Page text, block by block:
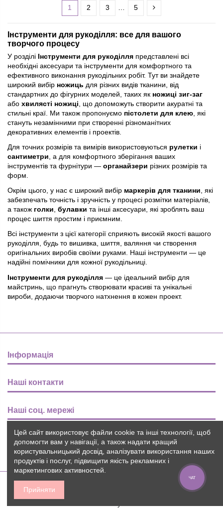
1 2 3 … 5
Інструменти для рукоділля: все для вашого
творчого процесу
У розділі Інструменти для рукоділля представлені всі
необхідні аксесуари та інструменти для комфортного та
ефективного виконання рукодільних робіт. Тут ви знайдете
широкий вибір ножиць для різних видів тканини, від
стандартних до фігурних моделей, таких як ножиці зиг-заг
або хвилясті ножиці , що допоможуть створити акуратні та
стильні краї. Ми також пропонуємо пістолети для клею , які
стануть незамінними при створенні різноманітних
декоративних елементів і проектів.
Для точних розмірів та вимірів використовуються рулетки і
сантиметри , а для комфортного зберігання ваших
інструментів та фурнітури — органайзери різних розмірів та
форм.
Окрім цього, у нас є широкий вибір маркерів для тканини, які
забезпечать точність і зручність у процесі розмітки матеріалів,
а також голки, булавки та інші аксесуари, які зроблять ваш
процес шиття простим і приємним.
Всі інструменти з цієї категорії сприяють високій якості вашого
рукоділля, будь то вишивка, шиття, валяння чи створення
оригінальних виробів своїми руками. Наші інструменти — це
надійні помічники для кожної рукодільниці.
Інструменти для рукоділля — це ідеальний вибір для
майстринь, що прагнуть створювати красиві та унікальні
вироби, додаючи творчого натхнення в кожен проект.
Інформація
Наші контакти
Наші соц. мережі
Розсилка
Цей сайт використовує файли cookie та інші технології, щоб
допомогти вам у навігації, а також надати кращий
користувальницький досвід, аналізувати використання наших
продуктів і послуг, підвищити якість рекламних і
маркетингових активностей.
Прийняти
ЧАТ